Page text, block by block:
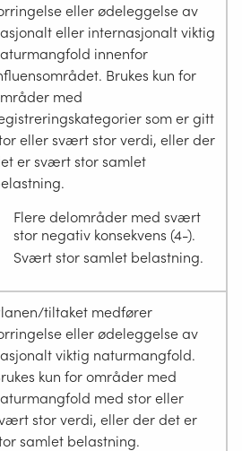
eller ødeleggelse av
eller internasjonalt viktig
innenfor
Brukes kun for
med
som er gitt
eller svært stor verdi, eller der
er svært stor samlet
Flere delområder med svært
stor negativ konsekvens (4-).
Svært stor samlet belastning.
tiltaket medfører
eller ødeleggelse av
viktig naturmangfold.
kun for områder med
med stor eller
stor verdi, eller der det er
samlet belastning.